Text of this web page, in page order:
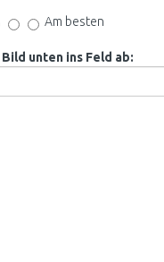
Am besten
unten ins Feld ab: